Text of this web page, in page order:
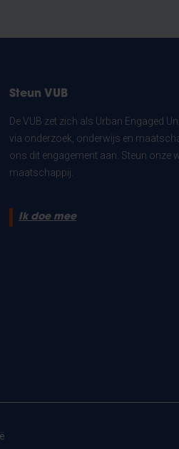
Steun VUB
De VUB zet zich als Urban Engaged
via onderzoek, onderwijs en
ons dit engagement aan. Steun onze
maatschappij.
Ik doe mee